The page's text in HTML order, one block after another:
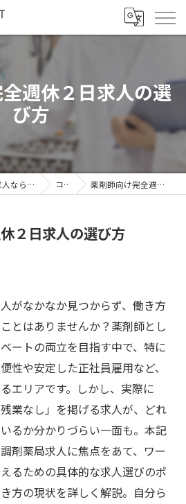
週休２日求人の選
び方
神奈川県の調剤薬局の求人ならシーエスメディカルネット コラム 薬剤師向け完全週休２日求人の選び方
２日求人の選び方
がなかなか見つからず、働き方
とはありませんか？薬剤師とし
ートの両立を目指す中で、特に
性や安定した正社員雇用など、
エリアです。しかし、実際に
業なし」を掲げる求人が、どれ
るか分かりづらい一面も。本記
剤薬局求人に焦点をあて、ワー
るための具体的な求人選びのポ
方の現状を詳しく解説。自分ら